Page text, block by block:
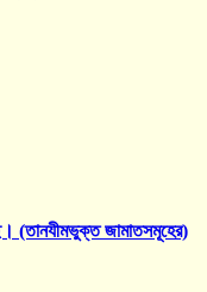
(তানযীমভুক্ত জামাতসমূহের)